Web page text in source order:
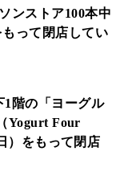
ンストア100本中
って閉店してい
1階の「ヨーグル
Yogurt Four
）をもって閉店